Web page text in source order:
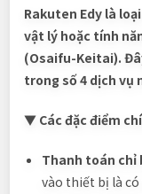
Rakuten Edy là
vật lý hoặc tính
(Osaifu-Keitai).
trong số 4 dịch vụ
▼ Các đặc điểm
Thanh toán chỉ
vào thiết bị là